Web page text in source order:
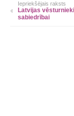
Iepriekšējais raksts
Latvijas
sabiedrībai